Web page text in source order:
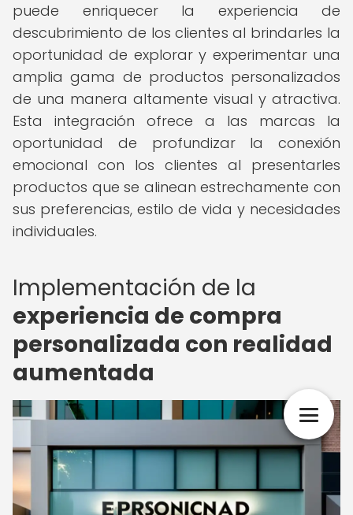
puede enriquecer la experiencia de
descubrimiento de los clientes al brindarles la
oportunidad de explorar y experimentar una
amplia gama de productos personalizados
de una manera altamente visual y atractiva.
Esta integración ofrece a las marcas la
oportunidad de profundizar la conexión
emocional con los clientes al presentarles
productos que se alinean estrechamente con
sus preferencias, estilo de vida y necesidades
individuales.
Implementación de la
experiencia de compra
personalizada con realidad
aumentada